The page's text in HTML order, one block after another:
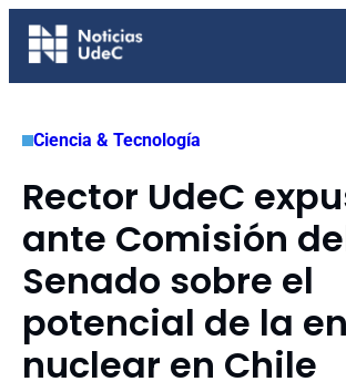
Saltar
Ciencia & Tecnología
Rector UdeC
ante Comisión
Senado sobre el
potencial de la
nuclear en Chile